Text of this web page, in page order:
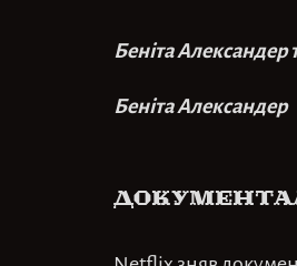
Беніта Александер
Беніта Александер